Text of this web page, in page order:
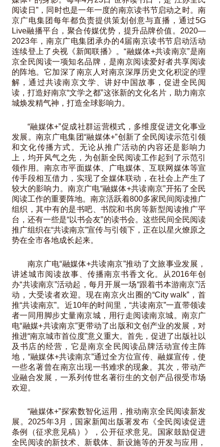
阅读日”，同时也是一年一度的南京读书节启动之时。南
京广电集团每年都负责提供策划创意与直播，通过5G
Live融播平台，聚合传媒优势，提升品牌价值。2020—
2023年，南京广电集团承办的4届南京读书节启动活动
连续登上了央视《新闻联播》。“融媒体+共读南京”是南
京全民阅读一项知名品牌，是南京阅读爱好者共享阅读
的阵地。它加深了南京人对南京深厚历史文化积淀的理
解，通过共读南京文学、讲好中国故事，促进全民阅
读，打造好南京“文学之都”这张新的文化名片，助力南京
城焕发精气神，打造全球影响力。
“融媒体+”促成社群运营模式，多维度促进文化事业
发展。南京广电集团“融媒体+”创新了全民阅读示范引领
和文化传播方式。无论从推广活动的内容还是影响力
上，均开风气之先，为创新全民阅读工作起到了示范引
领作用。南京市平面媒体、广电媒体、互联网媒体等宣
传手段相互借力，实现了全媒体联动，在社会上产生了
较大的影响力。南京广电“融媒体+共读南京”开拓了全民
阅读工作的重要阵地。南京活跃着800多家民间阅读推广
组织，其中有的是书吧、书院和书房等新型阅读推广平
台，还有一些是“以书会友”的读书会。这些民间全民阅读
推广组织在“共读南京”宣传与引领下，正在以星火燎原之
势在全市各地成长起来。
南京广电“融媒体+共读南京”推动了文旅事业发展，
讲述城市阅读故事、传播南京书香文化。从2016年创
办“共读南京”活动起，每月开展一场“跟着书本游南京”活
动，大受读者欢迎。现在南京火出圈的“City walk”，首
推“共读南京”。近10年的时间里，“共读南京”一直带领读
者一同用脚步丈量南京城，用行走阅读南京城。南京广
电“融媒+共读南京”更带动了出版和文创产业的发展，对
推进“南京城市首位度”意义重大。首先，促进了出版社以
及书店的经营，它是南京全民阅读品牌活动宣传主阵
地，“融媒体+共读南京”通过全方位宣传、融媒宣传，使
一些名著曾在南京出现一书难求的现象。其次，带动产
业融合发展，一系列传世名著衍生的文创产品很受市场
欢迎。
“融媒体+”探索数智化运用，推动南京全民阅读新发
展。2025年3月，国家新闻出版署发布《全民阅读促进
条例（征求意见稿）》，公开征求意见。国家鼓励促进
全民阅读的新技术、新载体、新设施等的开发与应用，